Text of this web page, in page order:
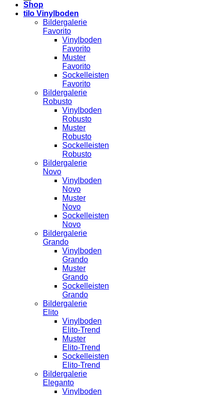
Shop
tilo Vinylboden
Bildergalerie
Favorito
Vinylboden
Favorito
Muster
Favorito
Sockelleisten
Favorito
Bildergalerie
Robusto
Vinylboden
Robusto
Muster
Robusto
Sockelleisten
Robusto
Bildergalerie
Novo
Vinylboden
Novo
Muster
Novo
Sockelleisten
Novo
Bildergalerie
Grando
Vinylboden
Grando
Muster
Grando
Sockelleisten
Grando
Bildergalerie
Elito
Vinylboden
Elito-Trend
Muster
Elito-Trend
Sockelleisten
Elito-Trend
Bildergalerie
Eleganto
Vinylboden